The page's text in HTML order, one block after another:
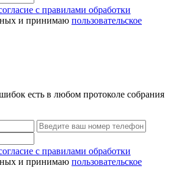
с правилами обработки
и принимаю пользовательское
есть в любом протоколе собрания
с правилами обработки
и принимаю пользовательское